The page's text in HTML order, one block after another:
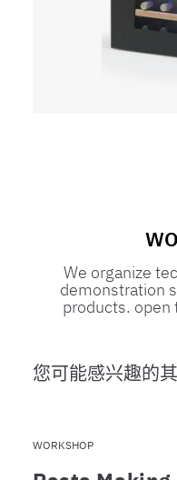
We organize
demonstration
products. open
您可能感兴趣的
WORKSHOP